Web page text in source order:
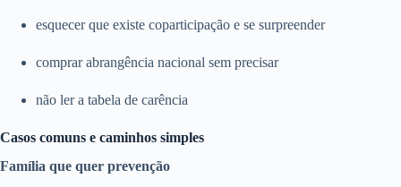
esquecer que existe coparticipação e se surpreender
comprar abrangência nacional sem precisar
não ler a tabela de carência
Casos comuns e caminhos simples
Família que quer prevenção